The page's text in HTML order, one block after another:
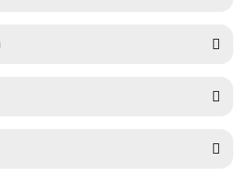
noktaları öneri formunu kullanarak